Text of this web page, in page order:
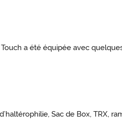
a été équipée avec
Sac de Box, TRX,